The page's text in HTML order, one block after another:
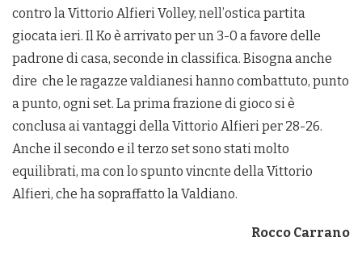
contro la Vittorio Alfieri Volley, nell’ostica partita
giocata ieri. Il Ko è arrivato per un 3-0 a favore delle
padrone di casa, seconde in classifica. Bisogna anche
dire che le ragazze valdianesi hanno combattuto, punto
a punto, ogni set. La prima frazione di gioco si è
conclusa ai vantaggi della Vittorio Alfieri per 28-26.
Anche il secondo e il terzo set sono stati molto
equilibrati, ma con lo spunto vincnte della Vittorio
Alfieri, che ha sopraffatto la Valdiano.
Rocco Carrano